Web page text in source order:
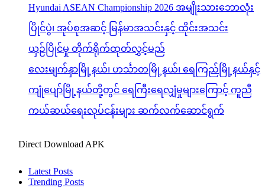
Hyundai ASEAN Championship 2026 အမျိုးသားဘောလုံး
ပြိုင်ပွဲ၊ အုပ်စုအဆင့် မြန်မာအသင်းနှင့် ထိုင်းအသင်း
ယှဉ်ပြိုင်မှု တိုက်ရိုက်ထုတ်လွှင့်မည်
လေးမျက်နှာမြို့နယ်၊ ဟင်္သာတမြို့နယ်၊ ရေကြည်မြို့နယ်နှင့်
ကျုံပျော်မြို့နယ်တို့တွင် ရေကြီးရေလျှံမှုများကြောင့် ကူညီ
ကယ်ဆယ်ရေးလုပ်ငန်းများ ဆက်လက်ဆောင်ရွက်
Direct Download APK
Latest Posts
Trending Posts